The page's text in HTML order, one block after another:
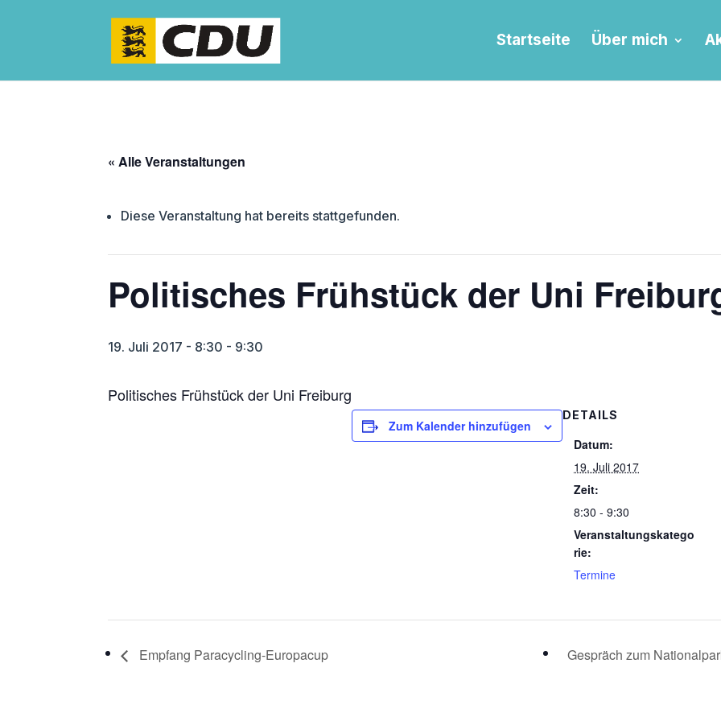
Startseite Über mich
« Alle Veranstaltungen
Diese Veranstaltung hat bereits stattgefunden.
Politisches Frühstück der Uni
19. Juli 2017 - 8:30 - 9:30
Politisches Frühstück der Uni Freiburg
Zum Kalender hinzufügen
DETAILS
Datum:
19. Juli 2017
Zeit:
8:30 - 9:30
Veranstaltungskatego
rie:
Termine
Empfang Paracycling-Europacup Gespräch zum